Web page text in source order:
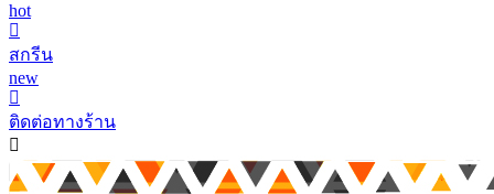
hot
สกรีน
new
ติดต่อทางร้าน